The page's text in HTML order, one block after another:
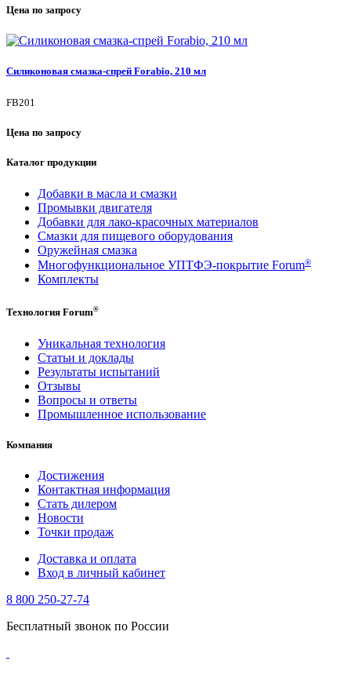
Цена по запросу
Силиконовая смазка-спрей Forabio, 210 мл
FB201
Цена по запросу
Каталог продукции
Добавки в масла и смазки
Промывки двигателя
Добавки для лако-красочных материалов
Смазки для пищевого оборудования
Оружейная смазка
Многофункциональное УПТФЭ-покрытие Forum®
Комплекты
Технология Forum®
Уникальная технология
Статьи и доклады
Результаты испытаний
Отзывы
Вопросы и ответы
Промышленное использование
Компания
Достижения
Контактная информация
Стать дилером
Новости
Точки продаж
Доставка и оплата
Вход в личный кабинет
8 800 250-27-74
Бесплатный звонок по России